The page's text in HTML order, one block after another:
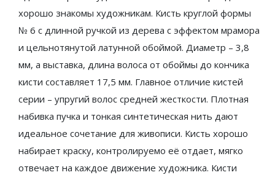
хорошо знакомы художникам. Кисть круглой формы
№ 6 с длинной ручкой из дерева с эффектом мрамора
и цельнотянутой латунной обоймой. Диаметр – 3,8
мм, а выставка, длина волоса от обоймы до кончика
кисти составляет 17,5 мм. Главное отличие кистей
серии – упругий волос средней жесткости. Плотная
набивка пучка и тонкая синтетическая нить дают
идеальное сочетание для живописи. Кисть хорошо
набирает краску, контролируемо её отдает, мягко
отвечает на каждое движение художника. Кисти